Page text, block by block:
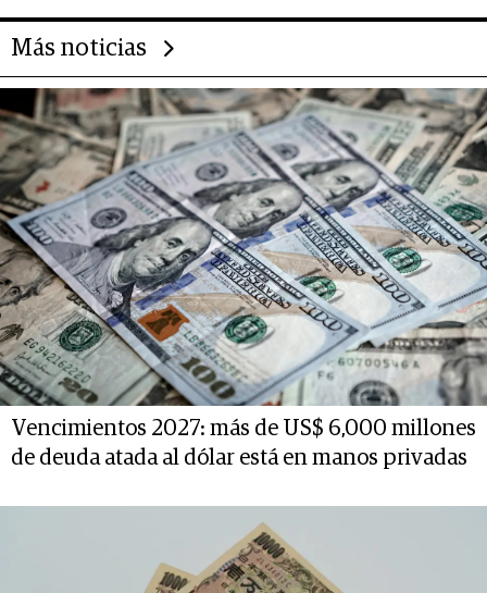
Más noticias
Vencimientos 2027: más de US$ 6,000 millones
de deuda atada al dólar está en manos privadas